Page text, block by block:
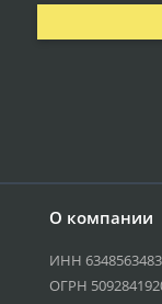
О компании
ИНН 6348563483
ОГРН